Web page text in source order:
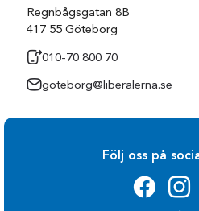
Regnbågsgatan 8B
417 55 Göteborg
010-70 800 70
goteborg@liberalerna.se
Följ oss på